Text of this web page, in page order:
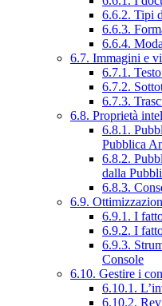
6.6.2. Tipi
6.6.3.
6.6.4.
6.7. Immagini e
6.7.1.
6.7.2.
6.7.3.
6.8. Proprietà
6.8.1.
Pubblica
6.8.2.
dalla
6.8.3.
6.9.
6.9.1. I
6.9.2. I
6.9.3.
Console
6.10. Gestire i
6.10.1.
6.10.2.